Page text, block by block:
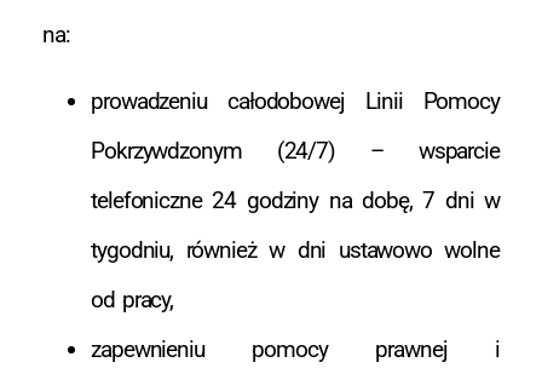
na:
prowadzeniu całodobowej Linii Pomocy
Pokrzywdzonym (24/7) – wsparcie
telefoniczne 24 godziny na dobę, 7 dni w
tygodniu, również w dni ustawowo wolne
od pracy,
zapewnieniu pomocy prawnej i